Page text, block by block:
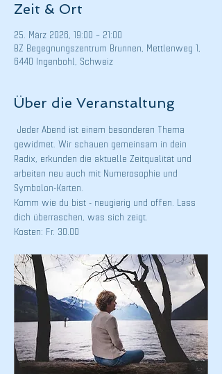
Zeit & Ort
25. März 2026, 19:00 – 21:00
BZ Begegnungszentrum Brunnen, Mettlenweg 1,
6440 Ingenbohl, Schweiz
Über die Veranstaltung
Jeder Abend ist einem besonderen Thema
gewidmet. Wir schauen gemeinsam in dein
Radix, erkunden die aktuelle Zeitqualität und
arbeiten neu auch mit Numerosophie und
Symbolon-Karten.
Komm wie du bist - neugierig und offen. Lass
dich überraschen, was sich zeigt.
Kosten: Fr. 30.00